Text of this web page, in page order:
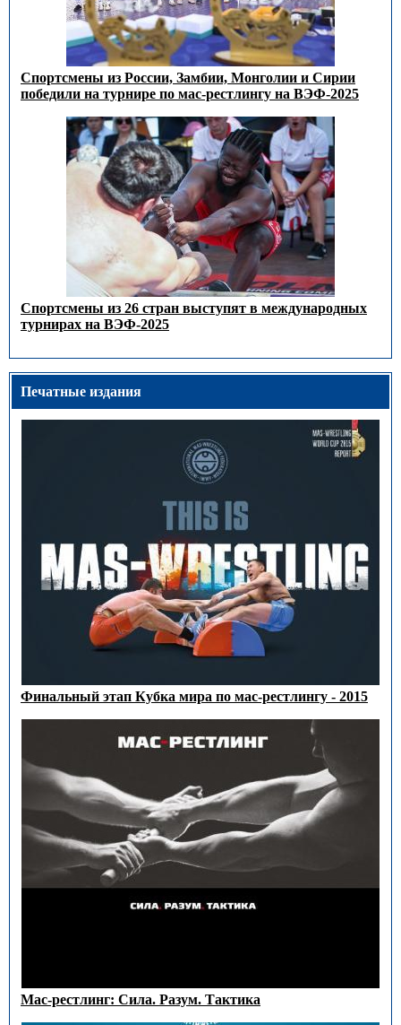
Спортсмены из России, Замбии, Монголии и Сирии
победили на турнире по мас-рестлингу на ВЭФ-2025
Спортсмены из 26 стран выступят в международных
турнирах на ВЭФ-2025
Печатные издания
Финальный этап Кубка мира по мас-рестлингу - 2015
Мас-рестлинг: Сила. Разум. Тактика